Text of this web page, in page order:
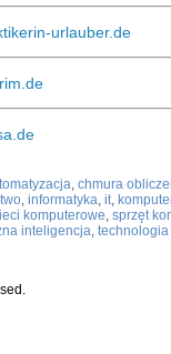
urlauber.de
, chmura
, informatyka, it,
komputerowe, sprzęt
inteligencja, technologia